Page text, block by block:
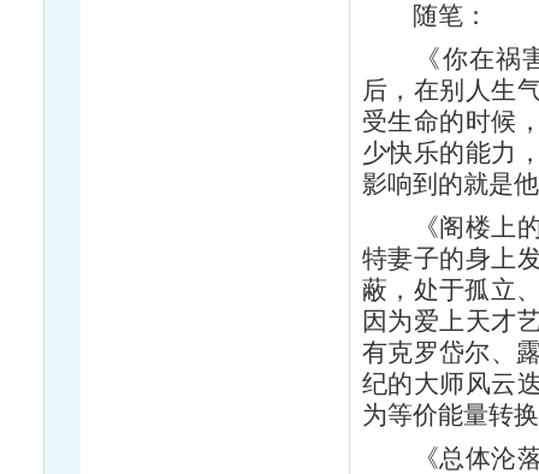
随笔：
《你在祸害
后，在别人生
受生命的时候
少快乐的能力
影响到的就是
《阁楼上的
特妻子的身上
蔽，处于孤立
因为爱上天才
有克罗岱尔、
纪的大师风云
为等价能量转
《总体沦落